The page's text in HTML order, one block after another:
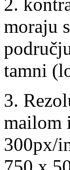
moraju
tamni
3.
mailom
300px/